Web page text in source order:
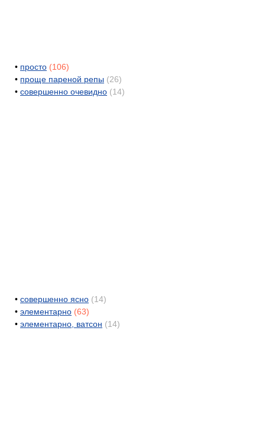
• просто (106)
• проще пареной репы (26)
• совершенно очевидно (14)
• совершенно ясно (14)
• элементарно (63)
• элементарно, ватсон (14)